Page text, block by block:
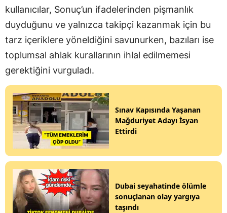
kullanıcılar, Sonuç’un ifadelerinden pişmanlık
duyduğunu ve yalnızca takipçi kazanmak için bu
tarz içeriklere yöneldiğini savunurken, bazıları ise
toplumsal ahlak kurallarının ihlal edilmemesi
gerektiğini vurguladı.
Sınav Kapısında Yaşanan
Mağduriyet Adayı İsyan
Ettirdi
Dubai seyahatinde ölümle
sonuçlanan olay yargıya
taşındı